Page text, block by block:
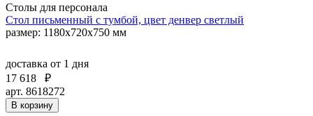
Столы для персонала
Стол письменный с тумбой, цвет денвер светлый
размер: 1180х720х750 мм
доставка от 1 дня
17 618
₽
арт. 8618272
В корзину